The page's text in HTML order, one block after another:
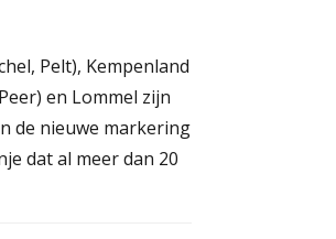
Pelt), Kempenland
en Lommel zijn
de nieuwe markering
dat al meer dan 20